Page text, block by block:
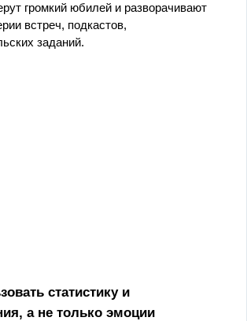
громкий юбилей и разворачивают
встреч, подкастов,
заданий.
статистику и
а не только эмоции